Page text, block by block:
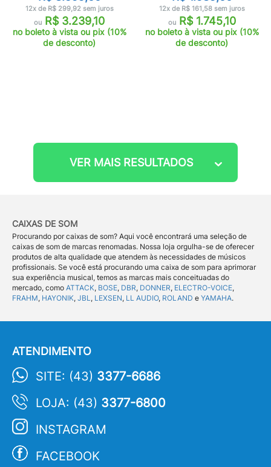
12x de R$ 299,92 sem juros
ou R$ 3.239,10
no boleto à vista ou pix (10%
de desconto)
12x de R$ 161,58 sem juros
ouR$ 1.745,10
no boleto à vista ou pix (10%
de desconto)
VER MAIS RESULTADOS
CAIXAS DE SOM
Procurando por caixas de som? Aqui você encontrará uma seleção de
caixas de som de marcas renomadas. Nossa loja orgulha-se de oferecer
produtos de alta qualidade que atendem às necessidades de músicos
profissionais. Se você está procurando uma caixa de som para aprimorar
sua experiência musical, temos as marcas mais conceituadas do
mercado, como ATTACK, BOSE, DBR, DONNER, ELECTRO-VOICE,
FRAHM, HAYONIK, JBL , LEXSEN, LL AUDIO, ROLAND e YAMAHA.
ATENDIMENTO
SITE: (43) 3377-6686
LOJA: (43) 3377-6800
INSTAGRAM
FACEBOOK